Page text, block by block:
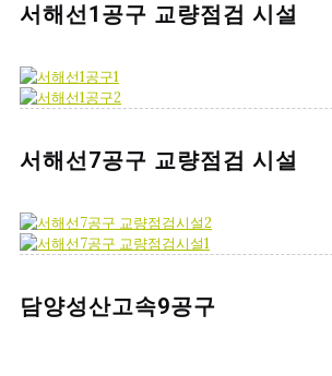
서해선1공구 교량점검 시설
서해선7공구 교량점검 시설
담양성산고속9공구